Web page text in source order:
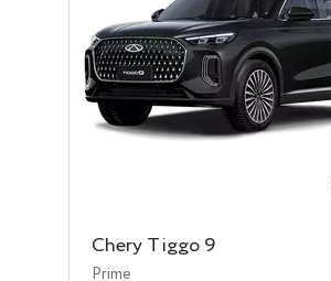
Chery Tiggo 9
Prime